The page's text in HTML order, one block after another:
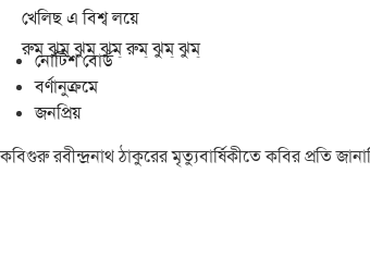
খেলিছ এ বিশ্ব লয়ে
রুম্ ঝুম্ ঝুম্ ঝুম্ রুম্ ঝুম্ ঝুম্
নোটিশ বোর্ড
বর্ণানুক্রমে
জনপ্রিয়
কবিগুরু রবীন্দ্রনাথ ঠাকুরের মৃত্যুবার্ষিকীতে কবির প্রতি